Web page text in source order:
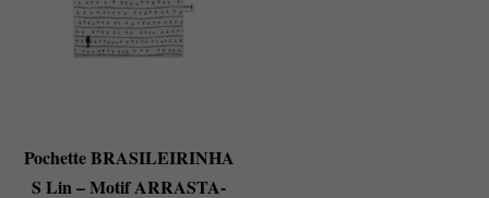
Pochette BRASILEIRINHA
S Lin – Motif ARRASTA-